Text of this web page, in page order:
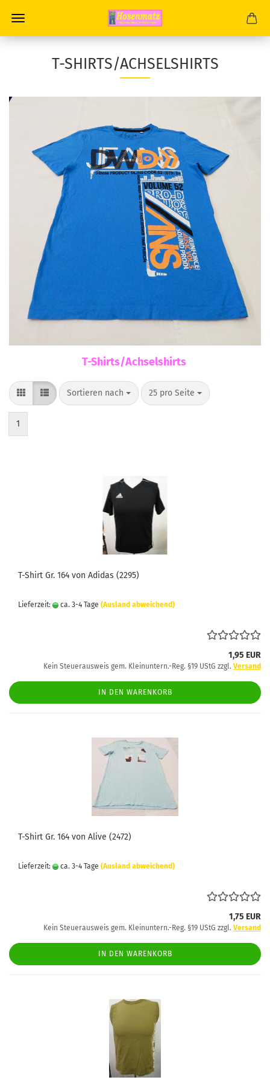
T-SHIRTS/ACHSELSHIRTS
T-Shirts/Achselshirts
Sortieren nach
Sortieren nach 25 pro Seite
pro Seite
1
T-Shirt Gr. 164 von Adidas (2295)
Lieferzeit: ca. 3-4 Tage (Ausland abweichend)
1,95 EUR
Kein Steuerausweis gem. Kleinuntern.-Reg. §19 UStG zzgl. Versand
IN DEN WARENKORB
T-Shirt Gr. 164 von Alive (2472)
Lieferzeit: ca. 3-4 Tage (Ausland abweichend)
1,75 EUR
Kein Steuerausweis gem. Kleinuntern.-Reg. §19 UStG zzgl. Versand
IN DEN WARENKORB